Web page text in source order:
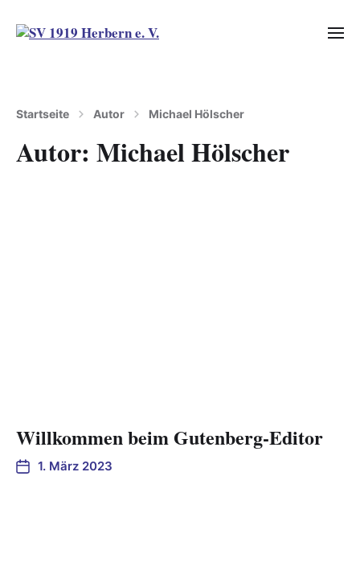
Startseite Autor Michael Hölscher
Autor: Michael Hölscher
Willkommen beim Gutenberg-Editor
1. März 2023